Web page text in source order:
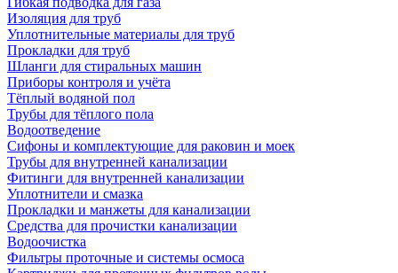
Изоляция для труб
Уплотнительные материалы для труб
Прокладки для труб
Шланги для стиральных машин
Приборы контроля и учёта
Тёплый водяной пол
Трубы для тёплого пола
Водоотведение
Сифоны и комплектующие для раковин и моек
Трубы для внутренней канализации
Фитинги для внутренней канализации
Уплотнители и смазка
Прокладки и манжеты для канализации
Средства для прочистки канализации
Водоочистка
Фильтры проточные и системы осмоса